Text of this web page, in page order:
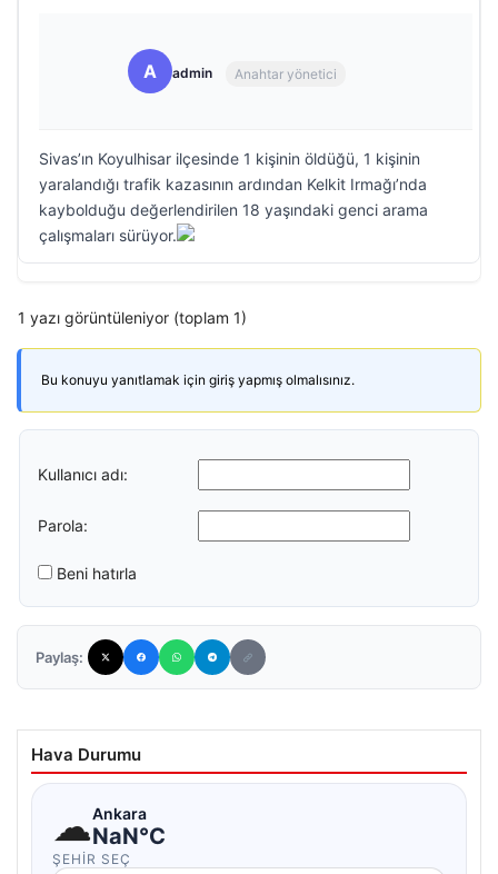
A admin Anahtar yönetici
Sivas’ın Koyulhisar ilçesinde 1 kişinin öldüğü, 1 kişinin
yaralandığı trafik kazasının ardından Kelkit Irmağı’nda
kaybolduğu değerlendirilen 18 yaşındaki genci arama
çalışmaları sürüyor.
1 yazı görüntüleniyor (toplam 1)
Bu konuyu yanıtlamak için giriş yapmış olmalısınız.
Kullanıcı adı:
Parola:
Beni hatırla
Paylaş:
Hava Durumu
☁Ankara
NaN°C
ŞEHIR SEÇ